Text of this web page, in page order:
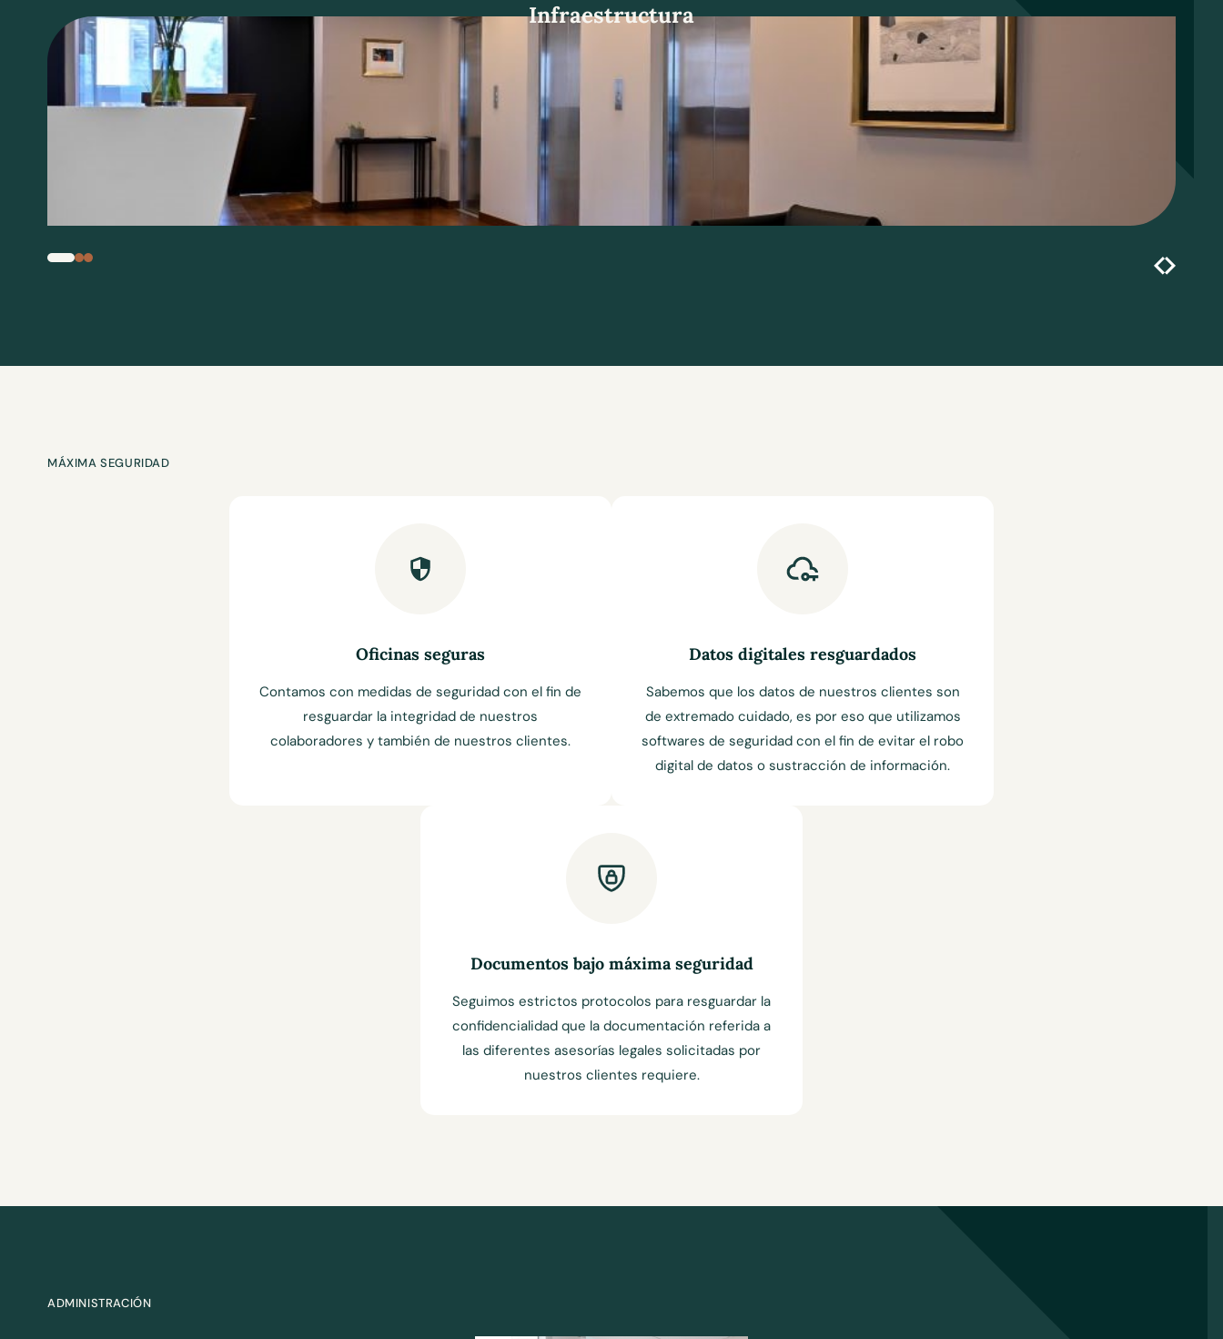
Infraestructura
1 23
MÁXIMA SEGURIDAD
Oficinas seguras
Contamos con medidas de seguridad con el fin de
resguardar la integridad de nuestros
colaboradores y también de nuestros clientes.
Datos digitales resguardados
Sabemos que los datos de nuestros clientes son
de extremado cuidado, es por eso que utilizamos
softwares de seguridad con el fin de evitar el robo
digital de datos o sustracción de información.
Documentos bajo máxima seguridad
Seguimos estrictos protocolos para resguardar la
confidencialidad que la documentación referida a
las diferentes asesorías legales solicitadas por
nuestros clientes requiere.
ADMINISTRACIÓN